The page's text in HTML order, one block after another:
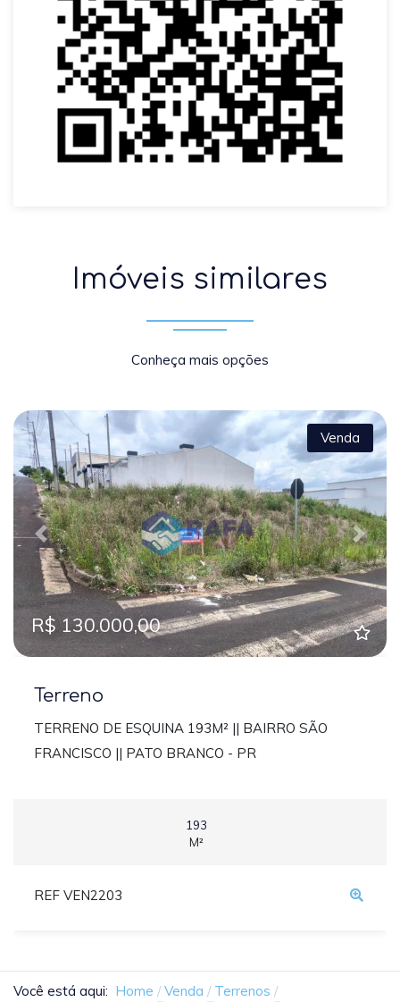
Imóveis similares
Conheça mais opções
Previous Next
Venda
R$ 130.000,00
Terreno
TERRENO DE ESQUINA 193M² || BAIRRO SÃO
FRANCISCO || PATO BRANCO - PR
193
M²
REF VEN2203
Você está aqui: Home Venda
Terrenos